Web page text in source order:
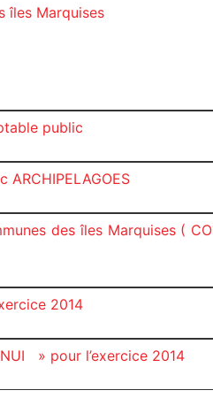
îles Marquises
public
des îles Marquises (
2014
» pour l’exercice 2014